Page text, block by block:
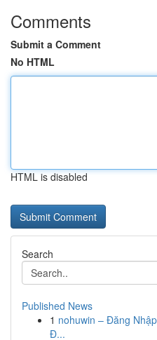
Comments
Submit a Comment
No HTML
HTML is disabled
Search
Published News
1 nohuwin – Đăng
Đ...